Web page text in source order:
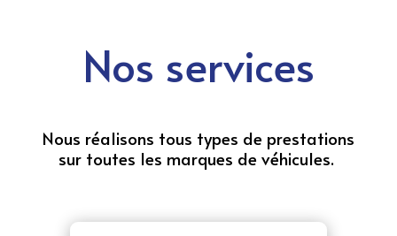
Nos services
Nous réalisons tous types de prestations
sur toutes les marques de véhicules.